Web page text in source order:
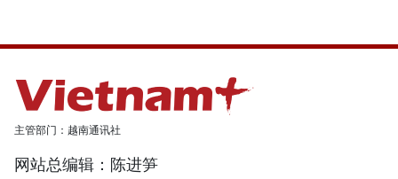
主管部门：越南通讯社
网站总编辑：陈进笋